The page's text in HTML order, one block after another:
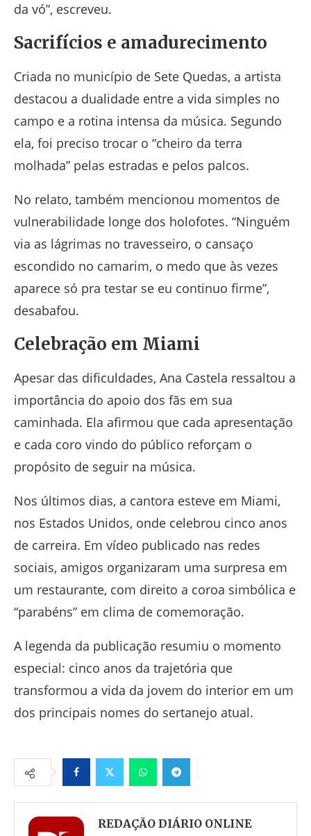
da vó”, escreveu.
Sacrifícios e amadurecimento
Criada no município de Sete Quedas, a artista
destacou a dualidade entre a vida simples no
campo e a rotina intensa da música. Segundo
ela, foi preciso trocar o “cheiro da terra
molhada” pelas estradas e pelos palcos.
No relato, também mencionou momentos de
vulnerabilidade longe dos holofotes. “Ninguém
via as lágrimas no travesseiro, o cansaço
escondido no camarim, o medo que às vezes
aparece só pra testar se eu continuo firme”,
desabafou.
Celebração em Miami
Apesar das dificuldades, Ana Castela ressaltou a
importância do apoio dos fãs em sua
caminhada. Ela afirmou que cada apresentação
e cada coro vindo do público reforçam o
propósito de seguir na música.
Nos últimos dias, a cantora esteve em Miami,
nos Estados Unidos, onde celebrou cinco anos
de carreira. Em vídeo publicado nas redes
sociais, amigos organizaram uma surpresa em
um restaurante, com direito a coroa simbólica e
“parabéns” em clima de comemoração.
A legenda da publicação resumiu o momento
especial: cinco anos da trajetória que
transformou a vida da jovem do interior em um
dos principais nomes do sertanejo atual.
FacebookTwitter WhatsappTelegram
REDAÇÃO DIÁRIO ONLINE